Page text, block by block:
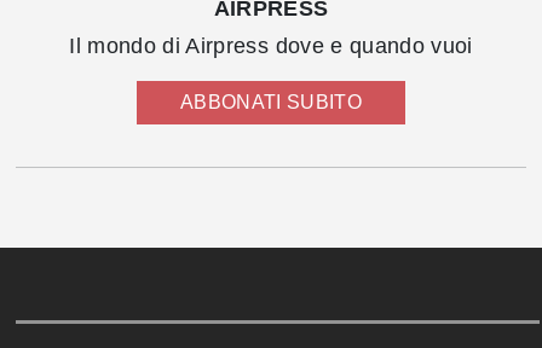
AIRPRESS
Il mondo di Airpress dove e quando vuoi
ABBONATI SUBITO